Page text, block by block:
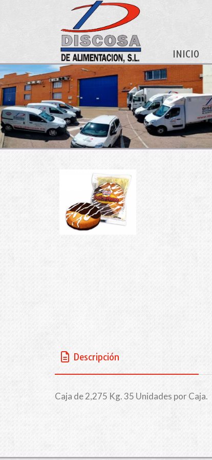
INICIO
Descripción
Caja de 2,275 Kg. 35 Unidades por Caja.